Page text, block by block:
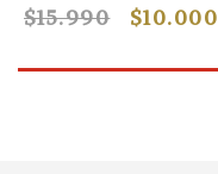
$15.990 $10.000